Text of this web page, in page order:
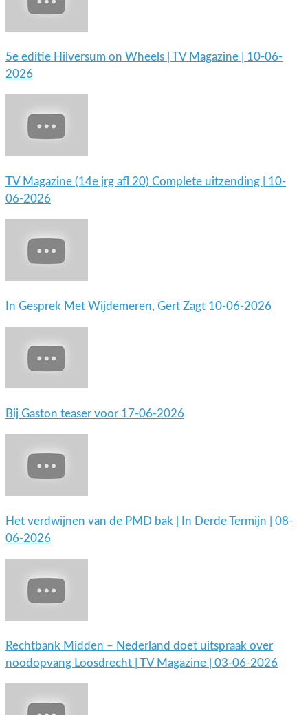
5e editie Hilversum on Wheels | TV Magazine | 10-06-
2026
TV Magazine (14e jrg afl 20) Complete uitzending | 10-
06-2026
In Gesprek Met Wijdemeren, Gert Zagt 10-06-2026
Bij Gaston teaser voor 17-06-2026
Het verdwijnen van de PMD bak | In Derde Termijn | 08-
06-2026
Rechtbank Midden – Nederland doet uitspraak over
noodopvang Loosdrecht | TV Magazine | 03-06-2026